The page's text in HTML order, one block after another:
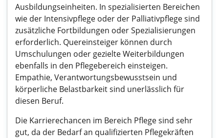
Ausbildungseinheiten. In spezialisierten Bereichen
wie der Intensivpflege oder der Palliativpflege sind
zusätzliche Fortbildungen oder Spezialisierungen
erforderlich. Quereinsteiger können durch
Umschulungen oder gezielte Weiterbildungen
ebenfalls in den Pflegebereich einsteigen.
Empathie, Verantwortungsbewusstsein und
körperliche Belastbarkeit sind unerlässlich für
diesen Beruf.
Die Karrierechancen im Bereich Pflege sind sehr
gut, da der Bedarf an qualifizierten Pflegekräften